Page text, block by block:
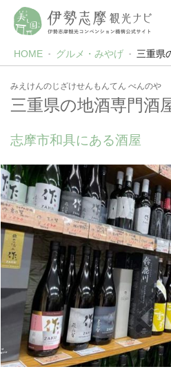
HOME グルメ・みやげ 三重県
みえけんのじざけせんもんてん べんのや
三重県の地酒専門酒
志摩市和具にある酒屋